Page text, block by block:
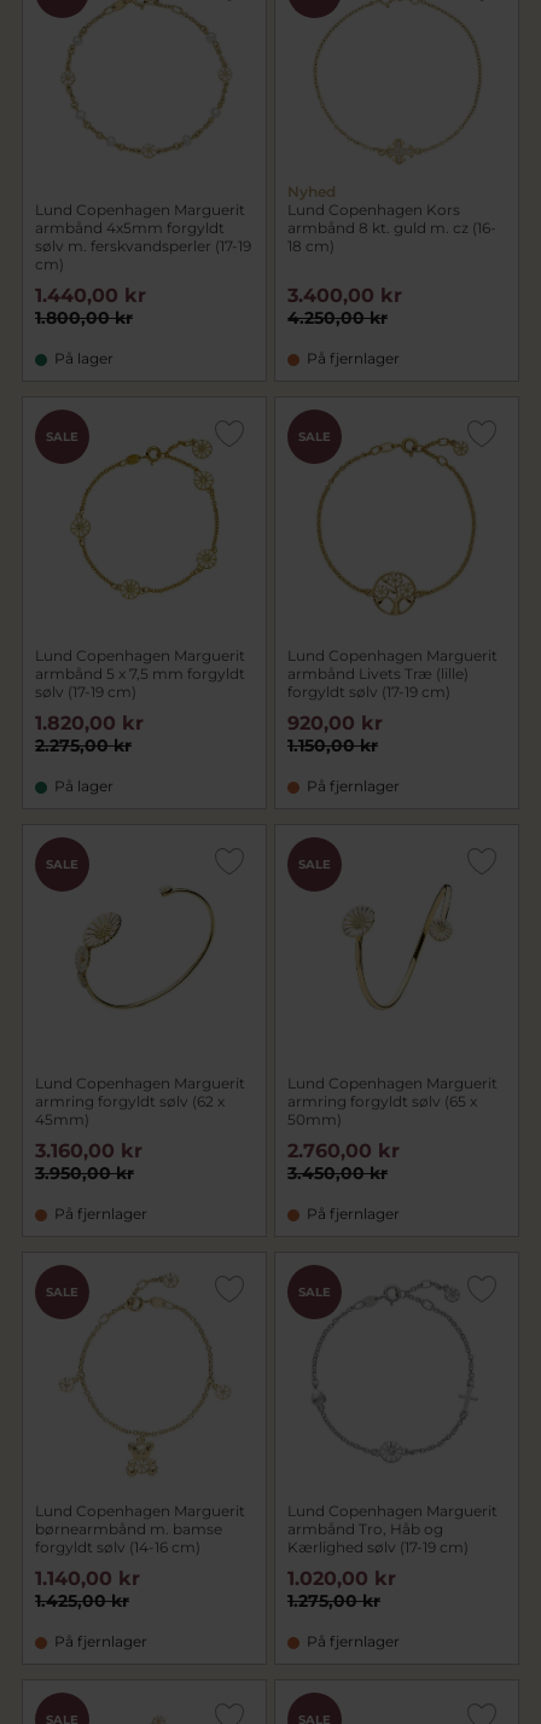
Lund Copenhagen Marguerit
armbånd 4x5mm forgyldt
sølv m. ferskvandsperler (17-19
cm)
1.800,00 kr
1.440,00 kr
På lager
Nyhed
Lund Copenhagen Kors
armbånd 8 kt. guld m. cz (16-
18 cm)
4.250,00 kr
3.400,00 kr
På fjernlager
SALE
Lund Copenhagen Marguerit
armbånd 5 x 7,5 mm forgyldt
sølv (17-19 cm)
2.275,00 kr
1.820,00 kr
På lager
SALE
Lund Copenhagen Marguerit
armbånd Livets Træ (lille)
forgyldt sølv (17-19 cm)
1.150,00 kr
920,00 kr
På fjernlager
SALE
Lund Copenhagen Marguerit
armring forgyldt sølv (62 x
45mm)
3.950,00 kr
3.160,00 kr
På fjernlager
SALE
Lund Copenhagen Marguerit
armring forgyldt sølv (65 x
50mm)
3.450,00 kr
2.760,00 kr
På fjernlager
SALE
Lund Copenhagen Marguerit
børnearmbånd m. bamse
forgyldt sølv (14-16 cm)
1.425,00 kr
1.140,00 kr
På fjernlager
SALE
Lund Copenhagen Marguerit
armbånd Tro, Håb og
Kærlighed sølv (17-19 cm)
1.275,00 kr
1.020,00 kr
På fjernlager
SALE SALE